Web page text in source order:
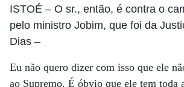
ISTOÉ – O sr., então, é contra o
pelo ministro Jobim, que foi da
Dias –
Eu não quero dizer com isso que ele
ao Supremo. É óbvio que ele tem toda